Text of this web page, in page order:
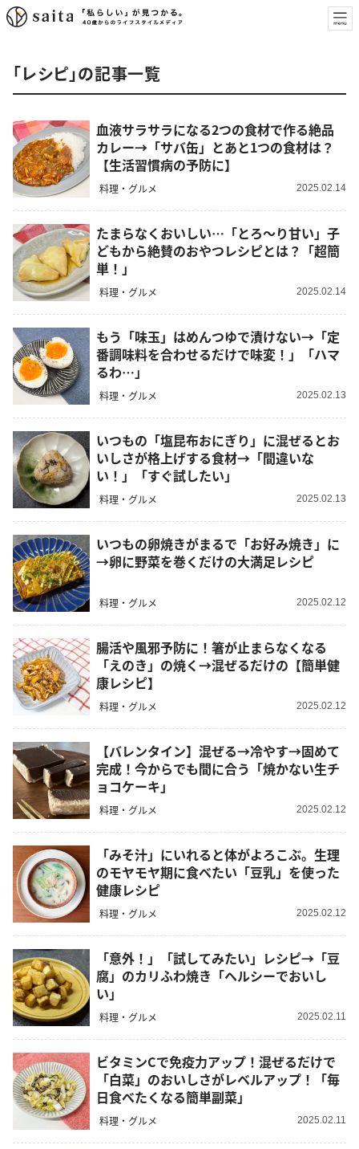
「レシピ」の記事一覧
血液サラサラになる2つの食材で作る絶品
カレー→「サバ缶」とあと1つの食材は？
【生活習慣病の予防に】
料理・グルメ 2025.02.14
たまらなくおいしい…「とろ〜り甘い」子
どもから絶賛のおやつレシピとは？「超簡
単！」
料理・グルメ 2025.02.14
もう「味玉」はめんつゆで漬けない→「定
番調味料を合わせるだけで味変！」「ハマ
るわ…」
料理・グルメ 2025.02.13
いつもの「塩昆布おにぎり」に混ぜるとお
いしさが格上げする食材→「間違いな
い！」「すぐ試したい」
料理・グルメ 2025.02.13
いつもの卵焼きがまるで「お好み焼き」に
→卵に野菜を巻くだけの大満足レシピ
料理・グルメ 2025.02.12
腸活や風邪予防に！箸が止まらなくなる
「えのき」の焼く→混ぜるだけの【簡単健
康レシピ】
料理・グルメ 2025.02.12
【バレンタイン】混ぜる→冷やす→固めて
完成！今からでも間に合う「焼かない生チ
ョコケーキ」
料理・グルメ 2025.02.12
「みそ汁」にいれると体がよろこぶ。生理
のモヤモヤ期に食べたい「豆乳」を使った
健康レシピ
料理・グルメ 2025.02.12
「意外！」「試してみたい」レシピ→「豆
腐」のカリふわ焼き「ヘルシーでおいし
い」
料理・グルメ 2025.02.11
ビタミンCで免疫力アップ！混ぜるだけで
「白菜」のおいしさがレベルアップ！「毎
日食べたくなる簡単副菜」
料理・グルメ 2025.02.11